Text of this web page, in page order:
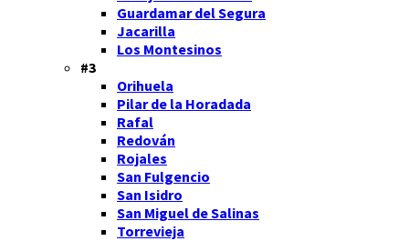
Guardamar del Segura
Jacarilla
Los Montesinos
#3
Orihuela
Pilar de la Horadada
Rafal
Redován
Rojales
San Fulgencio
San Isidro
San Miguel de Salinas
Torrevieja